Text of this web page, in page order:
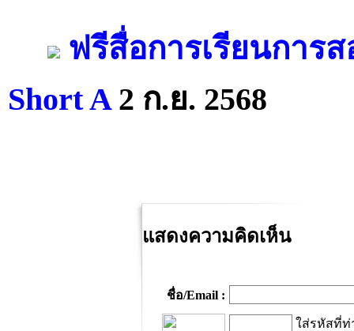
ฟรีสื่อการเรียนการ
Short A2 ก.ย. 2568
แสดงความคิดเห็น
ชื่อ/Email :
ใส่รหัสที่ท่